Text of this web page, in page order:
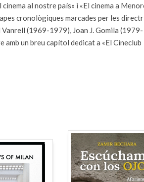
al nostre país» i «El cinema a
cronològiques marcades per les
(1969-1979), Joan J. Gomila (1979-
un breu capítol dedicat a «El Cineclub